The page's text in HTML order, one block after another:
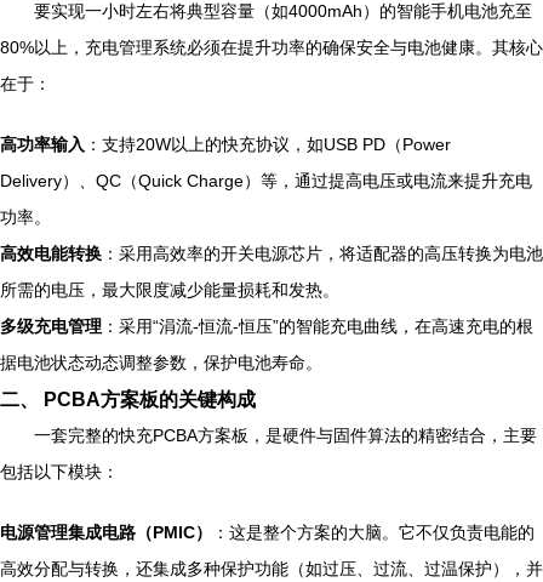
要实现一小时左右将典型容量（如4000mAh）的智能手机电池充至
80%以上，充电管理系统必须在提升功率的确保安全与电池健康。其核心
在于：
高功率输入 ：支持20W以上的快充协议，如USB PD（Power
Delivery）、QC（Quick Charge）等，通过提高电压或电流来提升充电
功率。
高效电能转换 ：采用高效率的开关电源芯片，将适配器的高压转换为电池
所需的电压，最大限度减少能量损耗和发热。
多级充电管理 ：采用“涓流-恒流-恒压”的智能充电曲线，在高速充电的根
据电池状态动态调整参数，保护电池寿命。
二、 PCBA方案板的关键构成
一套完整的快充PCBA方案板，是硬件与固件算法的精密结合，主要
包括以下模块：
电源管理集成电路（PMIC）
：这是整个方案的大脑。它不仅负责电能的
高效分配与转换，还集成多种保护功能（如过压、过流、过温保护），并